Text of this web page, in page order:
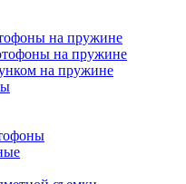
на пружине
на пружине
на пружине